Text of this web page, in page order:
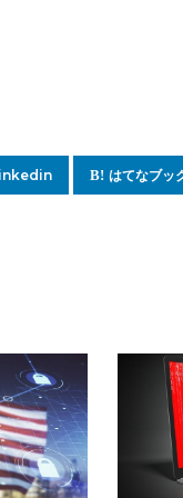
はてなブッ